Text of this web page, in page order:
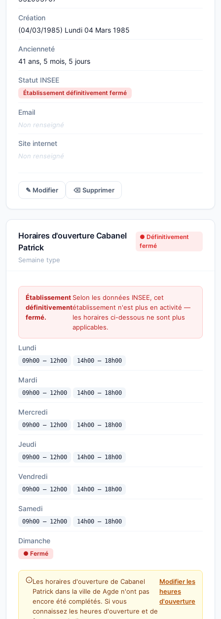
Création
(04/03/1985) Lundi 04 Mars 1985
Ancienneté
41 ans, 5 mois, 5 jours
Statut INSEE
Établissement définitivement fermé
Email
Non renseigné
Site internet
Non renseigné
✎ Modifier ⌫ Supprimer
Horaires d'ouverture Cabanel
Patrick
● Définitivement
fermé
Semaine type
Établissement
définitivement
fermé.
Selon les données INSEE, cet
établissement n'est plus en activité —
les horaires ci-dessous ne sont plus
applicables.
Lundi
09h00 — 12h00 14h00 — 18h00
Mardi
09h00 — 12h00 14h00 — 18h00
Mercredi
09h00 — 12h00 14h00 — 18h00
Jeudi
09h00 — 12h00 14h00 — 18h00
Vendredi
09h00 — 12h00 14h00 — 18h00
Samedi
09h00 — 12h00 14h00 — 18h00
Dimanche
● Fermé
Les horaires d'ouverture de Cabanel
Patrick dans la ville de Agde n'ont pas
encore été complétés. Si vous
connaissez les heures d'ouverture et de
Modifier les
heures
d'ouverture